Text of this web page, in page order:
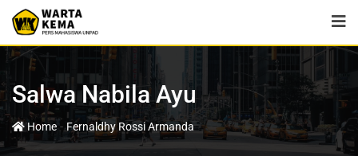
Salwa Nabila Ayu
Home-Fernaldhy Rossi Armanda